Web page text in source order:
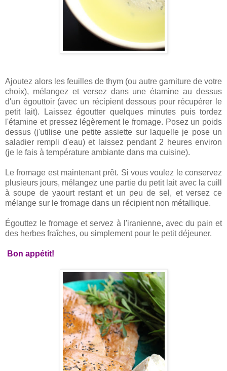
Ajoutez alors les feuilles de thym (ou autre garniture de votre
choix), mélangez et versez dans une étamine au dessus
d'un égouttoir (avec un récipient dessous pour récupérer le
petit lait). Laissez égoutter quelques minutes puis tordez
l'étamine et pressez légèrement le fromage. Posez un poids
dessus (j'utilise une petite assiette sur laquelle je pose un
saladier rempli d'eau) et laissez pendant 2 heures environ
(je le fais à température ambiante dans ma cuisine).
Le fromage est maintenant prêt. Si vous voulez le conservez
plusieurs jours, mélangez une partie du petit lait avec la cuill
à soupe de yaourt restant et un peu de sel, et versez ce
mélange sur le fromage dans un récipient non métallique.
Égouttez le fromage et servez à l'iranienne, avec du pain et
des herbes fraîches, ou simplement pour le petit déjeuner.
Bon appétit!